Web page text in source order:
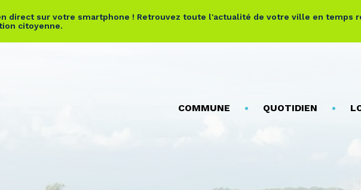
direct sur votre smartphone ! Retrouvez toute l'actualité de votre ville en temps
citoyenne.
COMMUNE QUOTIDIEN